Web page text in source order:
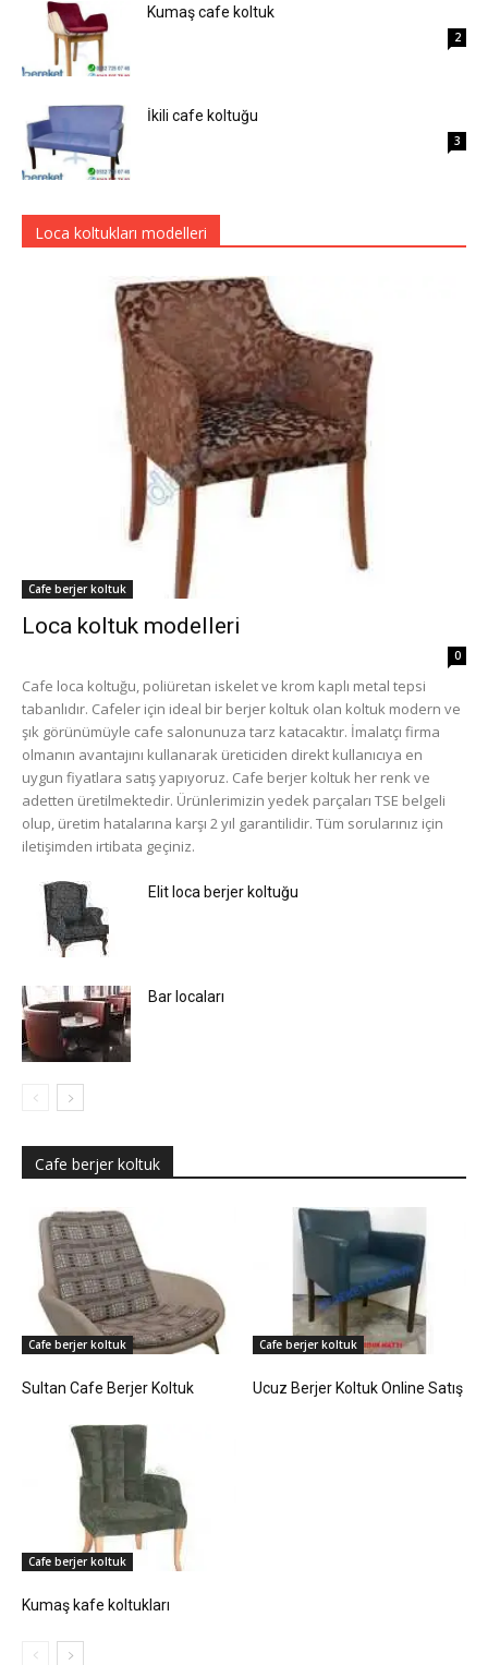
Kumaş cafe koltuk
2
İkili cafe koltuğu
3
Loca koltukları modelleri
Cafe berjer koltuk
Loca koltuk modelleri
0
Cafe loca koltuğu, poliüretan iskelet ve krom kaplı metal tepsi
tabanlıdır. Cafeler için ideal bir berjer koltuk olan koltuk modern ve
şık görünümüyle cafe salonunuza tarz katacaktır. İmalatçı firma
olmanın avantajını kullanarak üreticiden direkt kullanıcıya en
uygun fiyatlara satış yapıyoruz. Cafe berjer koltuk her renk ve
adetten üretilmektedir. Ürünlerimizin yedek parçaları TSE belgeli
olup, üretim hatalarına karşı 2 yıl garantilidir. Tüm sorularınız için
iletişimden irtibata geçiniz.
Elit loca berjer koltuğu
Bar locaları
Cafe berjer koltuk
Cafe berjer koltuk
Sultan Cafe Berjer Koltuk
Cafe berjer koltuk
Ucuz Berjer Koltuk Online Satış
Cafe berjer koltuk
Kumaş kafe koltukları